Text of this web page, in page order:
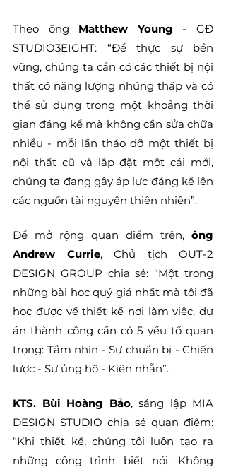
Theo ông Matthew Young - GĐ
STUDIO3EIGHT: “Để thực sự bền
vững, chúng ta cần có các thiết bị nội
thất có năng lượng nhúng thấp và có
thể sử dụng trong một khoảng thời
gian đáng kể mà không cần sửa chữa
nhiều - mỗi lần tháo dỡ một thiết bị
nội thất cũ và lắp đặt một cái mới,
chúng ta đang gây áp lực đáng kể lên
các nguồn tài nguyên thiên nhiên”.
Để mở rộng quan điểm trên, ông
Andrew Currie, Chủ tịch OUT-2
DESIGN GROUP chia sẻ: “Một trong
những bài học quý giá nhất mà tôi đã
học được về thiết kế nơi làm việc, dự
án thành công cần có 5 yếu tố quan
trọng: Tầm nhìn - Sự chuẩn bị - Chiến
lược - Sự ủng hộ - Kiên nhẫn”.
KTS. Bùi Hoàng Bảo, sáng lập MIA
DESIGN STUDIO chia sẻ quan điểm:
“Khi thiết kế, chúng tôi luôn tạo ra
những công trình biết nói. Không